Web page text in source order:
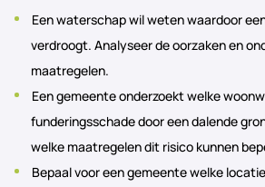
Een waterschap wil weten waardoor
verdroogt. Analyseer de oorzaken en
maatregelen.
Een gemeente onderzoekt welke
funderingsschade door een dalende
welke maatregelen dit risico kunnen
Bepaal voor een gemeente welke